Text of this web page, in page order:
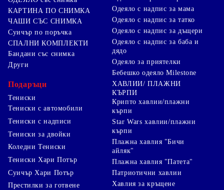
КАРТИНА ПО СНИМКА
ЧАШИ СЪС СНИМКА
Суичър по поръчка
СПАЛНИ КОМПЛЕКТИ
Бандани със снимка
Други
Подаръци
Тениски
Тениски с автомобили
Тениски с надписи
Тениски за двойки
Коледни Тениски
Тениски Хари Потър
Суичър Хари Потър
Престилки за готвене
Одеяло с надпис за мама
Одеяло с надпис за татко
Одеяло с надпис за дъщери
Одеяло с надпис за баба и
дядо
Одеяло за приятелки
Бебешко одеяло Milestone
ХАВЛИИ/ ПЛАЖНИ
КЪРПИ
Крипто хавлии/плажни
кърпи
Star Wars хавлии/плажни
кърпи
Плажна хавлия "Бичи
айляк"
Плажна хавлия "Патета"
Патриотични хавлии
Хавлия за кръщене